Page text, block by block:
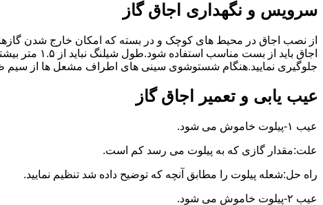
سرویس و نگهداری اجاق گاز
از نصب اجاق در محیط های کوچک و در بسته که امکان خارج شدن
اجاق باید
جلوگیری نمایید.هنگام شستوشوی سینی های اطراف مشعل ها از سیم
عیب یابی و تعمیر اجاق گاز
عیب ۱-پیلوت خاموش می شود.
علت:مقدار گازی که به پیلوت می رسد کم است.
راه حل:شعله پیلوت را مطابق آنچه که توضیح داده شد تنظیم نمایید.
عیب ۲-پیلوت خاموش می شود.